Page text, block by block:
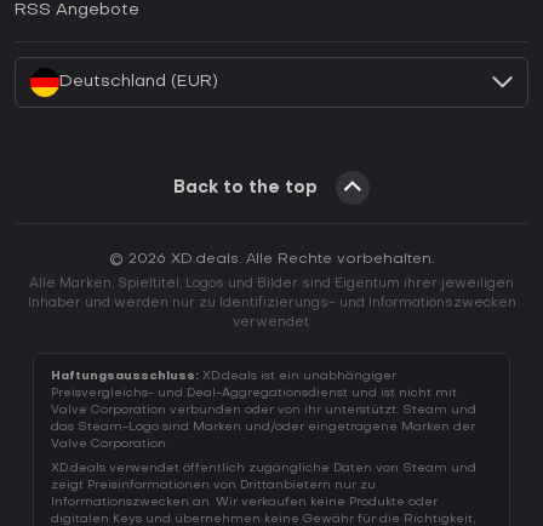
RSS Angebote
Deutschland (EUR)
Back to the top
© 2026 XD.deals. Alle Rechte vorbehalten.
Alle Marken, Spieltitel, Logos und Bilder sind Eigentum ihrer jeweiligen
Inhaber und werden nur zu Identifizierungs- und Informationszwecken
verwendet.
Haftungsausschluss: XD.deals ist ein unabhängiger
Preisvergleichs- und Deal-Aggregationsdienst und ist nicht mit
Valve Corporation verbunden oder von ihr unterstützt. Steam und
das Steam-Logo sind Marken und/oder eingetragene Marken der
Valve Corporation.
XD.deals verwendet öffentlich zugängliche Daten von Steam und
zeigt Preisinformationen von Drittanbietern nur zu
Informationszwecken an. Wir verkaufen keine Produkte oder
digitalen Keys und übernehmen keine Gewähr für die Richtigkeit,